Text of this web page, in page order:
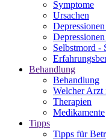
Symptome
Ursachen
Selbstmord -
Behandlung
Behandlung
Welcher Arzt
Therapien
Medikamente
Tipps
Tipps für